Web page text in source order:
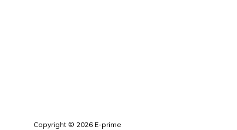
Copyright © 2026 E-prime